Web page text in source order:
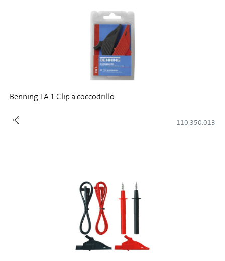
Benning TA 1 Clip a coccodrillo
110.350.013